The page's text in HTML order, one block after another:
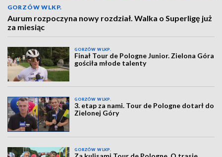
GORZÓW WLKP.
Aurum rozpoczyna nowy rozdział. Walka o Superligę już
za miesiąc
GORZÓW WLKP.
Finał Tour de Pologne Junior. Zielona Góra
gościła młode talenty
GORZÓW WLKP.
3. etap za nami. Tour de Pologne dotarł do
Zielonej Góry
GORZÓW WLKP.